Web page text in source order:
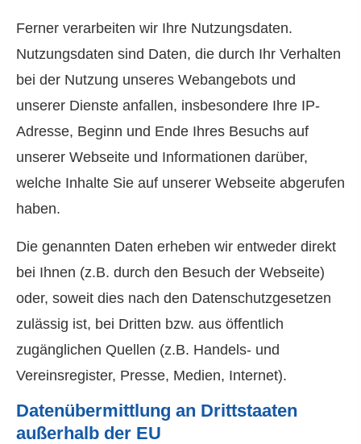
Ferner verarbeiten wir Ihre Nutzungsdaten.
Nutzungsdaten sind Daten, die durch Ihr Verhalten
bei der Nutzung unseres Webangebots und
unserer Dienste anfallen, insbesondere Ihre IP-
Adresse, Beginn und Ende Ihres Besuchs auf
unserer Webseite und Informationen darüber,
welche Inhalte Sie auf unserer Webseite abgerufen
haben.
Die genannten Daten erheben wir entweder direkt
bei Ihnen (z.B. durch den Besuch der Webseite)
oder, soweit dies nach den Datenschutzgesetzen
zulässig ist, bei Dritten bzw. aus öffentlich
zugänglichen Quellen (z.B. Handels- und
Vereinsregister, Presse, Medien, Internet).
Datenübermittlung an Drittstaaten
außerhalb der EU